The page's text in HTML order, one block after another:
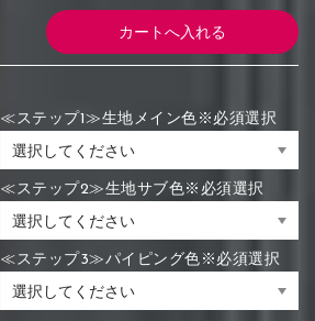
≪ステップ1≫生地メイン色※必須選択
≪ステップ2≫生地サブ色※必須選択
≪ステップ3≫パイピング色※必須選択